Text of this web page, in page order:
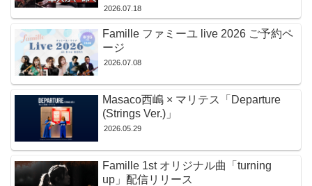
2026.07.18
Famille ファミーユ live 2026 ご予約ペ
ージ
2026.07.08
Masaco西嶋 × マリテス「Departure
(Strings Ver.)」
2026.05.29
Famille 1st オリジナル曲「turning
up」配信リリース